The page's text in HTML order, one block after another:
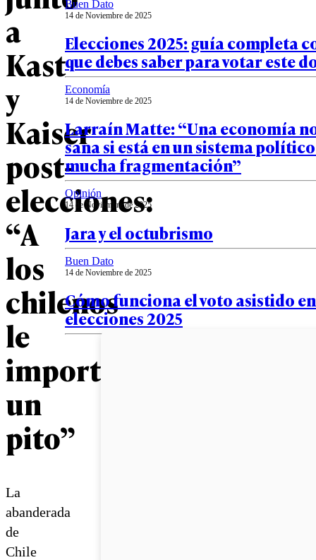
a
Kast
y
Kaiser
post-
elecciones:
“A
los
chilenos
le
importa
un
pito”
La
abanderada
de
Chile
Buen Dato
14 de Noviembre de 2025
Elecciones 2025: guía completa
que debes saber para votar este
Economía
14 de Noviembre de 2025
Larraín Matte: “Una economía
sana si está en un sistema
mucha fragmentación”
Opinión
14 de Noviembre de 2025
Jara y el octubrismo
Buen Dato
14 de Noviembre de 2025
Cómo funciona el voto asistido
elecciones 2025